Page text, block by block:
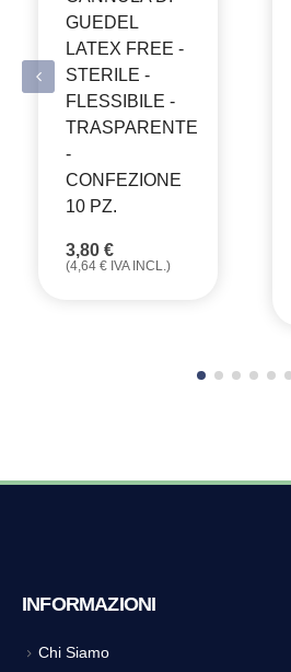
GUEDEL
LATEX FREE -
STERILE -
FLESSIBILE -
TRASPARENTE
-
CONFEZIONE
10 PZ.
3,80 €
(4,64 € IVA INCL.)
INFORMAZIONI
Chi Siamo